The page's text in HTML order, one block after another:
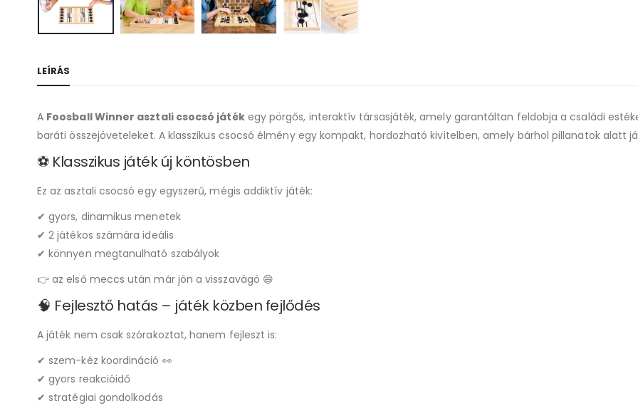
LEÍRÁS
A Foosball Winner asztali csocsó játékegy pörgős, interaktív társasjáték, amely garantáltan feldobja a családi
baráti összejöveteleket. A klasszikus csocsó élmény egy kompakt, hordozható kivitelben, amely bárhol pillanatok alatt
⚽ Klasszikus játék új köntösben
Ez az asztali csocsó egy egyszerű, mégis addiktív játék:
✔ gyors, dinamikus menetek
✔ 2 játékos számára ideális
✔ könnyen megtanulható szabályok
👉 az első meccs után már jön a visszavágó 😄
🧠 Fejlesztő hatás – játék közben fejlődés
A játék nem csak szórakoztat, hanem fejleszt is:
✔ szem-kéz koordináció 👀
✔ gyors reakcióidő
✔ stratégiai gondolkodás